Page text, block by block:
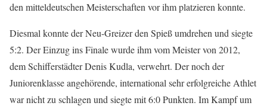
den mitteldeutschen Meisterschaften vor ihm platzieren konnte.
Diesmal konnte der Neu-Greizer den Spieß umdrehen und siegte
5:2. Der Einzug ins Finale wurde ihm vom Meister von 2012,
dem Schifferstädter Denis Kudla, verwehrt. Der noch der
Juniorenklasse angehörende, international sehr erfolgreiche Athlet
war nicht zu schlagen und siegte mit 6:0 Punkten. Im Kampf um